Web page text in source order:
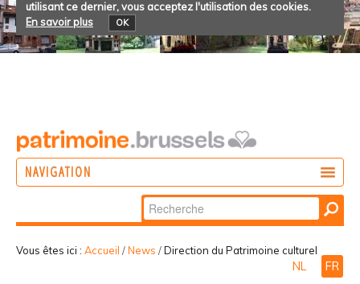
utilisant ce dernier, vous acceptez l'utilisation des cookies.
En savoir plus
OK
NAVIGATION
Chercher par
Recherche
avancée…
Vous êtes ici : Accueil /News /Direction du Patrimoine culturel
NL FR